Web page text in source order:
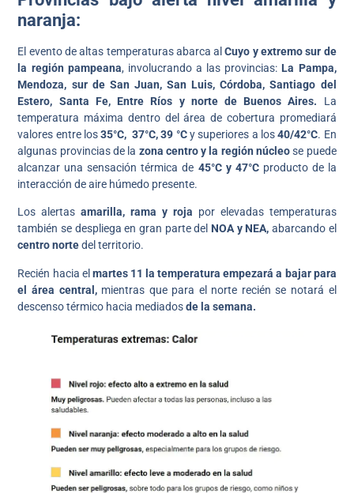
naranja:
El evento de altas temperaturas abarca al Cuyo y extremo sur de
la región pampeana, involucrando a las provincias: La Pampa,
Mendoza, sur de San Juan, San Luis, Córdoba, Santiago del
Estero, Santa Fe, Entre Ríos y norte de Buenos Aires. La
temperatura máxima dentro del área de cobertura promediará
valores entre los35°C, 37°C, 39 °Cy superiores a los40/42°C. En
algunas provincias de la zona centro y la región núcleose puede
alcanzar una sensación térmica de 45°C y 47°Cproducto de la
interacción de aire húmedo presente.
Los alertasamarilla, rama y roja por elevadas temperaturas
también se despliega en gran parte del NOA y NEA, abarcando el
centro nortedel territorio.
Recién hacia el martes 11 la temperatura empezará a bajar para
el área central,mientras que para el norte recién se notará el
descenso térmico hacia mediadosde la semana.